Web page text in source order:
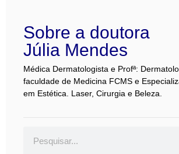
Sobre a doutora
Júlia Mendes
Médica Dermatologista e Profª:
faculdade de Medicina FCMS e
em Estética. Laser, Cirurgia e Beleza.